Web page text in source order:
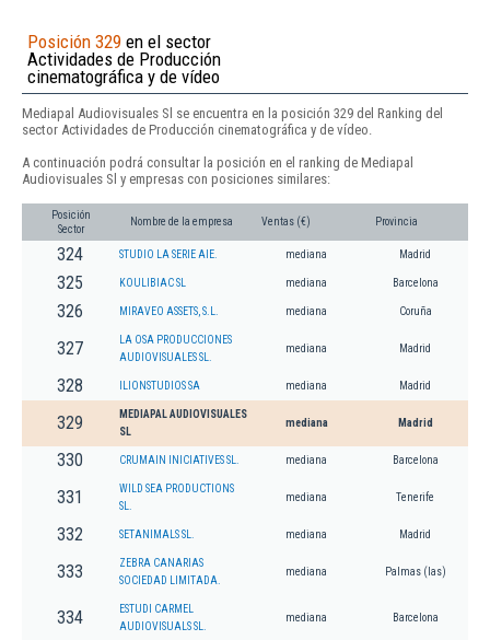
Posición 329 en el sector
Actividades de Producción
cinematográfica y de vídeo
Mediapal Audiovisuales Sl se encuentra en la posición 329 del Ranking del
sector Actividades de Producción cinematográfica y de vídeo.
A continuación podrá consultar la posición en el ranking de Mediapal
Audiovisuales Sl y empresas con posiciones similares:
Posición
Sector
Nombre de la empresa Ventas (€) Provincia
324 STUDIO LA SERIE AIE. mediana Madrid
325 KOULIBIAC SL mediana Barcelona
326 MIRAVEO ASSETS, S.L. mediana Coruña
327
LA OSA PRODUCCIONES
AUDIOVISUALES SL.
mediana Madrid
328 ILIONSTUDIOS SA mediana Madrid
329
MEDIAPAL AUDIOVISUALES
SL
mediana Madrid
330 CRUMAIN INICIATIVES SL. mediana Barcelona
331
WILD SEA PRODUCTIONS
SL.
mediana Tenerife
332 SETANIMALS SL. mediana Madrid
333
ZEBRA CANARIAS
SOCIEDAD LIMITADA.
mediana Palmas (las)
334
ESTUDI CARMEL
AUDIOVISUALS SL.
mediana Barcelona